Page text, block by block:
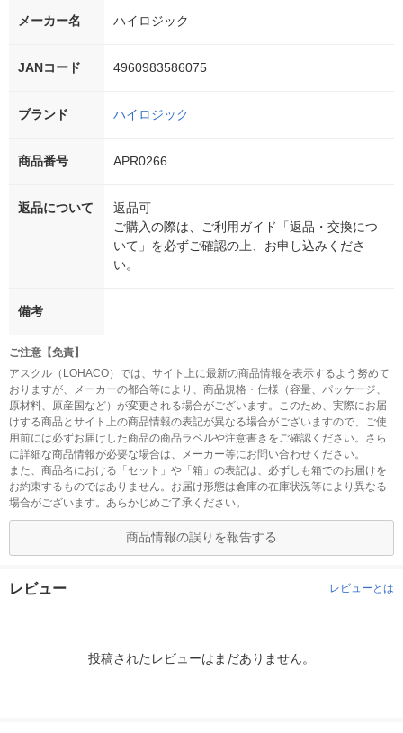
メーカー名 ハイロジック
JANコード 4960983586075
ブランド ハイロジック
商品番号 APR0266
返品について
返品可
ご購入の際は、ご利用ガイド「返品・交換につ
いて」を必ずご確認の上、お申し込みくださ
い。
備考
ご注意【免責】
アスクル（LOHACO）では、サイト上に最新の商品情報を表示するよう努めて
おりますが、メーカーの都合等により、商品規格・仕様（容量、パッケージ、
原材料、原産国など）が変更される場合がございます。このため、実際にお届
けする商品とサイト上の商品情報の表記が異なる場合がございますので、ご使
用前には必ずお届けした商品の商品ラベルや注意書きをご確認ください。さら
に詳細な商品情報が必要な場合は、メーカー等にお問い合わせください。
また、商品名における「セット」や「箱」の表記は、必ずしも箱でのお届けを
お約束するものではありません。お届け形態は倉庫の在庫状況等により異なる
場合がございます。あらかじめご了承ください。
商品情報の誤りを報告する
レビュー レビューとは
投稿されたレビューはまだありません。